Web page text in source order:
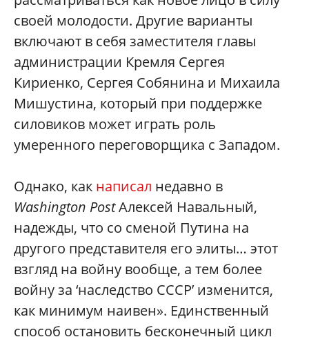
своей молодости. Другие варианты
включают в себя заместителя главы
администрации Кремля Сергея
Кириенко, Сергея Собянина и Михаила
Мишустина, который при поддержке
силовиков может играть роль
умеренного переговорщика с Западом.
Однако, как написал недавно в
Washington PostАлексей Навальный,
надежды, что со сменой Путина на
другого представителя его элиты… этот
взгляд на войну вообще, а тем более
войну за ‘наследство СССР’ изменится,
как минимум наивен». Единственный
способ остановить бесконечный цикл